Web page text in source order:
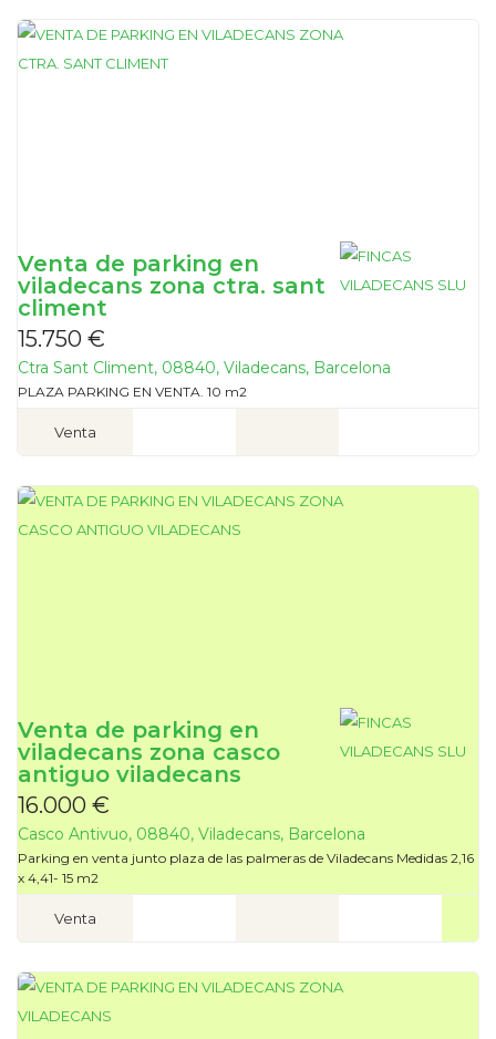
Venta de parking en
viladecans zona ctra. sant
climent
15.750 €
Ctra Sant Climent, 08840, Viladecans, Barcelona
PLAZA PARKING EN VENTA. 10 m2
Venta
Venta de parking en
viladecans zona casco
antiguo viladecans
16.000 €
Casco Antivuo, 08840, Viladecans, Barcelona
Parking en venta junto plaza de las palmeras de Viladecans Medidas 2,16
x 4,41- 15 m2
Venta